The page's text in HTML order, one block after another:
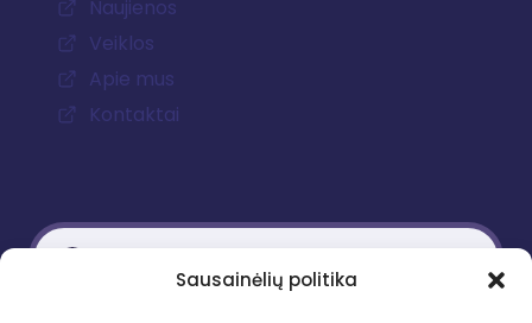
Sausainėlių politika
Naujienos
Veiklos
Apie mus
Kontaktai